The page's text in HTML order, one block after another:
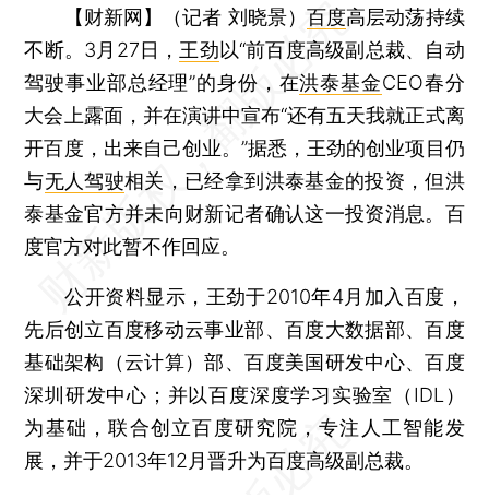
【财新网】（记者 刘晓景） 百度高层动荡持续
不断。3月27日， 王劲以“前百度高级副总裁、自动
驾驶事业部总经理”的身份，在洪泰基金CEO春分
大会上露面，并在演讲中宣布“还有五天我就正式离
开百度，出来自己创业。”据悉，王劲的创业项目仍
与无人驾驶相关，已经拿到洪泰基金的投资，但洪
泰基金官方并未向财新记者确认这一投资消息。百
度官方对此暂不作回应。
公开资料显示，王劲于2010年4月加入百度，
先后创立百度移动云事业部、百度大数据部、百度
基础架构（云计算）部、百度美国研发中心、百度
深圳研发中心；并以百度深度学习实验室（IDL）
为基础，联合创立百度研究院，专注人工智能发
展，并于2013年12月晋升为百度高级副总裁。